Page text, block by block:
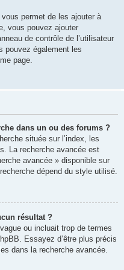
permet de les ajouter à
vous pouvez ajouter
de contrôle de l’utilisateur
pouvez également les
page.
dans un ou des forums ?
située sur l’index, les
La recherche avancée est
avancée » disponible sur
dépend du style utilisé.
résultat ?
ou incluait trop de termes
Essayez d’être plus précis
dans la recherche avancée.